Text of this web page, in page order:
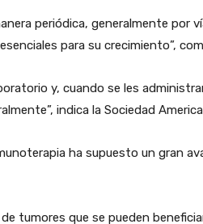
periódica, generalmente por
para su crecimiento”,
y, cuando se les
indica la Sociedad
ha supuesto un gran
tumores que se pueden